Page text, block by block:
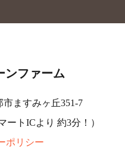
ンファーム
ますみヶ丘351-7
トICより 約3分！）
ポリシー